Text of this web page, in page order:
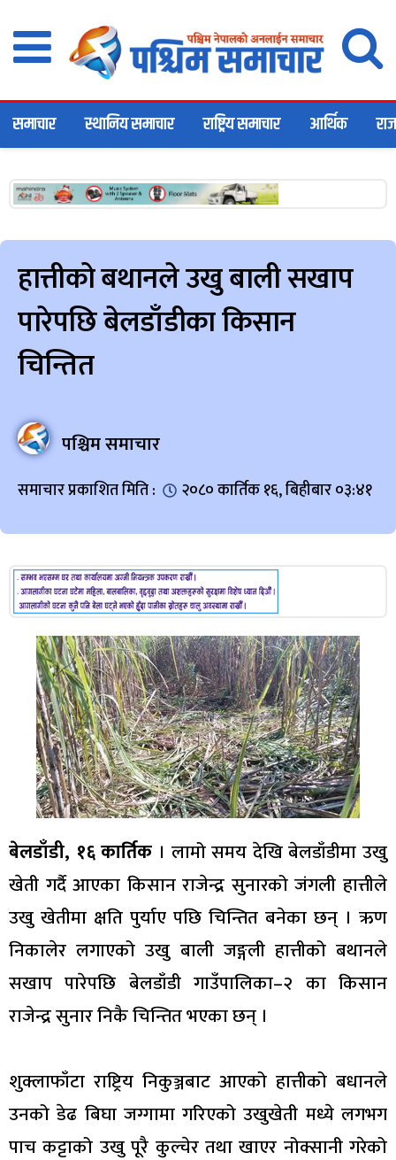
समाचार स्थानिय समाचार राष्ट्रिय समाचार आर्थिक
हात्तीको बथानले उखु बाली सखाप
पारेपछि बेलडाँडीका किसान
चिन्तित
पश्चिम समाचार
समाचार प्रकाशित मिति : २०८० कार्तिक १६, बिहीबार ०३:४१
बेलडाँडी, १६ कार्तिक । लामो समय देखि बेलडाँडीमा उखु
खेती गर्दै आएका किसान राजेन्द्र सुनारको जंगली हात्तीले
उखु खेतीमा क्षति पुर्याए पछि चिन्तित बनेका छन् । ऋण
निकालेर लगाएको उखु बाली जङ्गली हात्तीको बथानले
सखाप पारेपछि बेलडाँडी गाउँपालिका–२ का किसान
राजेन्द्र सुनार निकै चिन्तित भएका छन् ।
शुक्लाफाँटा राष्ट्रिय निकुञ्जबाट आएको हात्तीको बधानले
उनको डेढ बिघा जग्गामा गरिएको उखुखेती मध्ये लगभग
पाच कट्टाको उखु पूरै कुल्चेर तथा खाएर नोक्सानी गरेको